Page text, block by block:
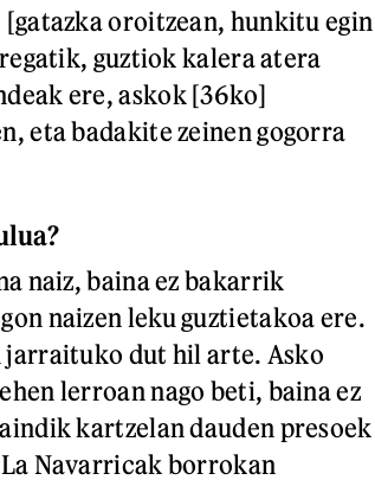
oroitzean, hunkitu egin
guztiok kalera atera
ere, askok [36ko]
eta badakite zeinen gogorra
naiz, baina ez bakarrik
naizen leku guztietakoa ere.
jarraituko dut hil arte. Asko
lerroan nago beti, baina ez
kartzelan dauden presoek
Navarricak borrokan